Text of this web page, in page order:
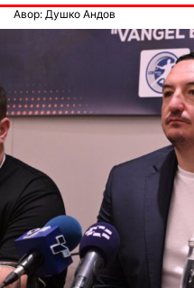
Авор: Душко Андов